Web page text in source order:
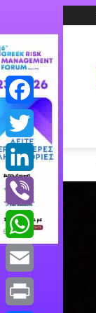
Facebook
Twitter
LinkedIn
Viber
WhatsApp
Email